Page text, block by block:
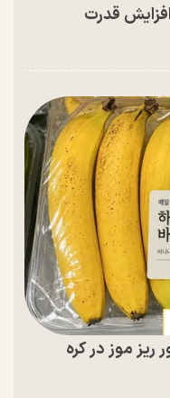
قدرت
ریز موز در کره